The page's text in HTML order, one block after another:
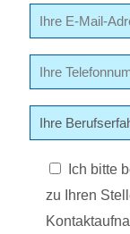
Ich bitte
zu Ihren